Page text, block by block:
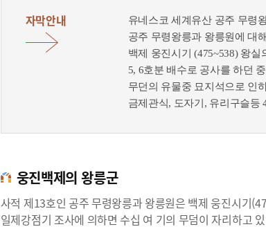
자막안내
유네스코 세계유산 공주 무령
공주 무령왕릉과 왕릉원에 대
백제 웅진시기 (475~538) 왕실
5, 6호분 배수로 공사를 하던
무던의 유물중 묘지석으로 인
금제관식, 도자기, 유리구슬등
(1~5호분)도 자리하고 있습니
웅진백제의 왕릉군
사적 제13호인 공주 무령왕릉과 왕릉원은 백제 웅진시기
일제강점기 조사에 의하면 수십 여 기의 무덤이 자리하고